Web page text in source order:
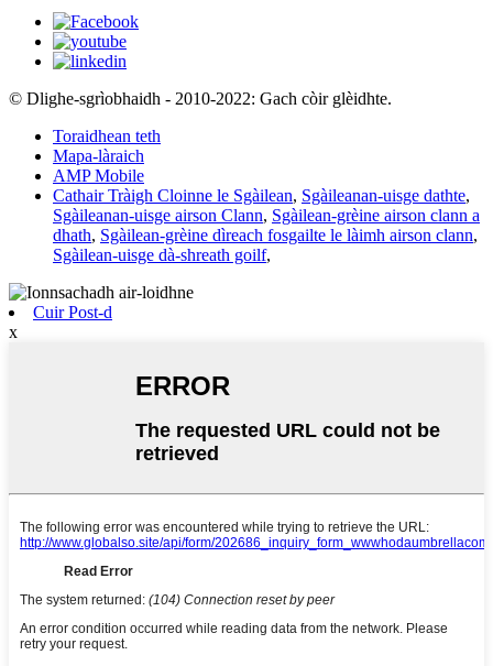
© Dlighe-sgrìobhaidh - 2010-2022: Gach còir glèidhte.
Toraidhean teth
Mapa-làraich
AMP Mobile
Cathair Tràigh Cloinne le Sgàilean, Sgàileanan-uisge dathte,
Sgàileanan-uisge airson Clann, Sgàilean-grèine airson clann a
dhath, Sgàilean-grèine dìreach fosgailte le làimh airson clann,
Sgàilean-uisge dà-shreath goilf,
Cuir Post-d
x